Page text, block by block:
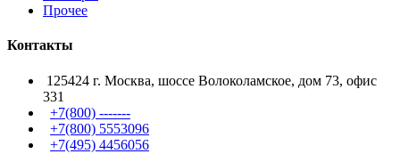
Прочее
Контакты
125424 г. Москва, шоссе Волоколамское, дом 73, офис
331
+7(800) -------
+7(800) 5553096
+7(495) 4456056